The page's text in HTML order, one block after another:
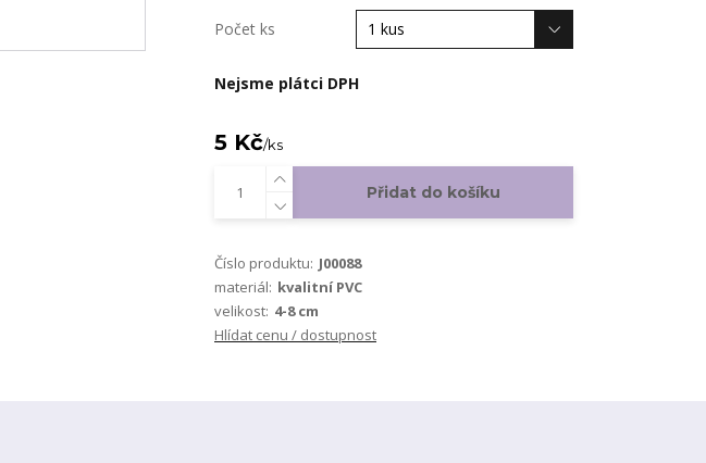
Počet ks
Nejsme plátci DPH
5 Kč/ks
Přidat do košíku
Číslo produktu: J00088
materiál: kvalitní PVC
velikost: 4-8 cm
Hlídat cenu / dostupnost